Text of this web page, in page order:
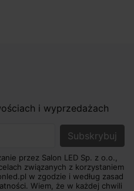
i wyprzedażach
przez Salon LED Sp. z o.o.,
związanych z korzystaniem
w zgodzie i według zasad
Wiem, że w każdej chwili